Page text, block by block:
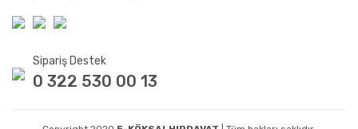
Sipariş Destek
0 322 530 00 13